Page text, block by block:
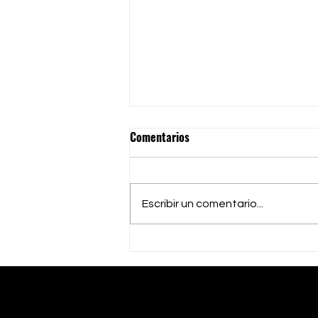
personas celebran el Deporte y
Comentarios
Escribir un comentario...